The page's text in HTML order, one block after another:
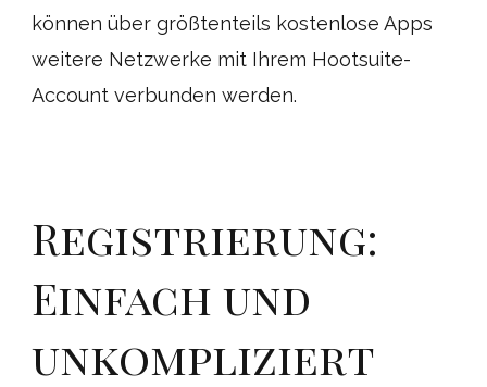
können über größtenteils kostenlose Apps
weitere Netzwerke mit Ihrem Hootsuite-
Account verbunden werden.
Registrierung:
Einfach und
unkompliziert